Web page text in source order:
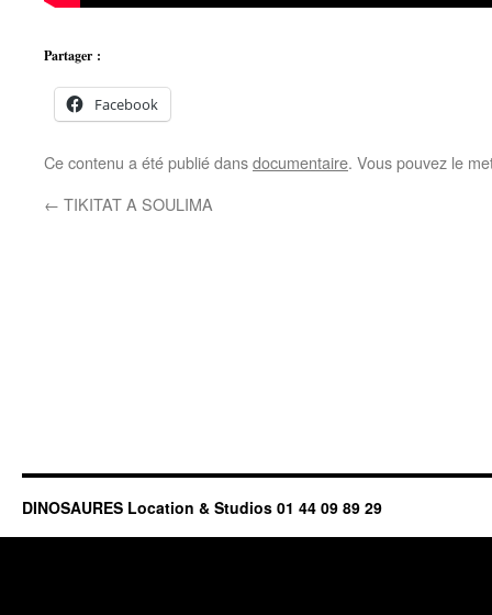
Partager :
Facebook
Ce contenu a été publié dansdocumentaire. Vous pouvez le
← TIKITAT A SOULIMA
DINOSAURES Location & Studios 01 44 09 89 29